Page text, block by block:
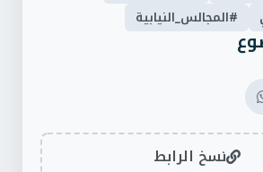
#المجالس_النيابية
نسخ الرابط